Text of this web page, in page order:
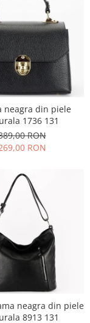
neagra din piele
1736 131
RON
RON
neagra din piele
8913 131